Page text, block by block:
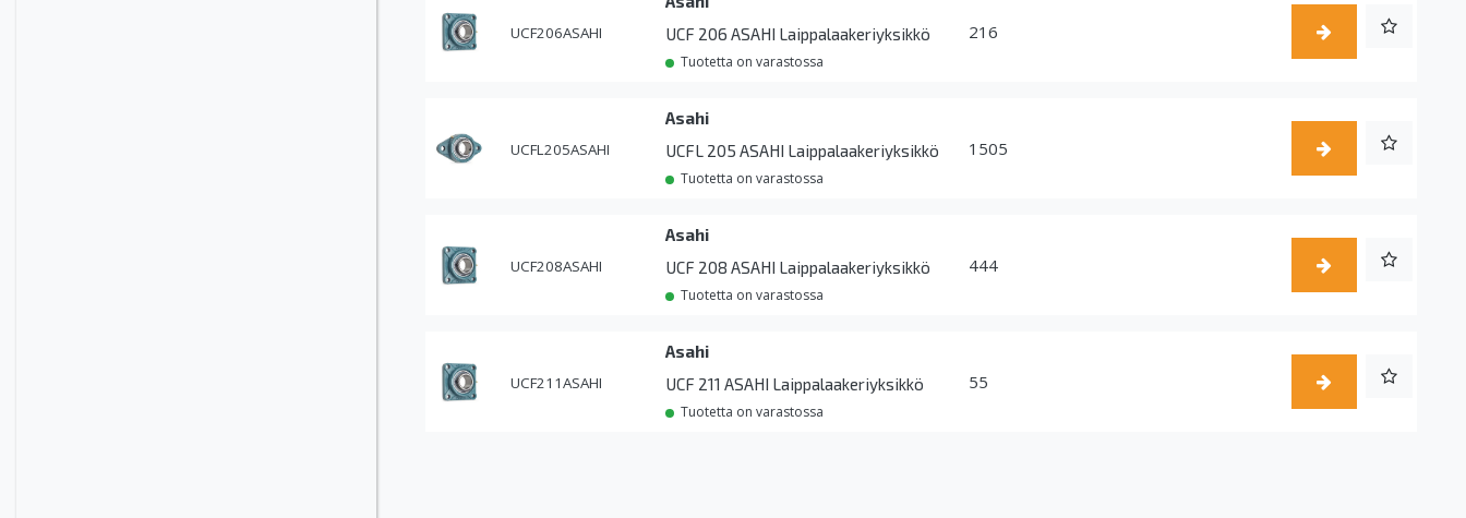
UCF206ASAHI
UCF 206 ASAHI Laippalaakeriyksikkö
Tuotetta on varastossa
216
UCFL205ASAHI
Asahi
UCFL 205 ASAHI Laippalaakeriyksikkö
Tuotetta on varastossa
1505
UCF208ASAHI
Asahi
UCF 208 ASAHI Laippalaakeriyksikkö
Tuotetta on varastossa
444
UCF211ASAHI
Asahi
UCF 211 ASAHI Laippalaakeriyksikkö
Tuotetta on varastossa
55